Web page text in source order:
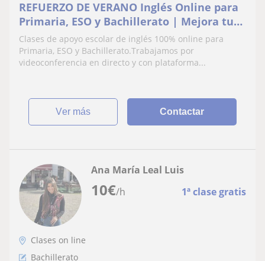
REFUERZO DE VERANO Inglés Online para
Primaria, ESO y Bachillerato | Mejora tus
Notas
Clases de apoyo escolar de inglés 100% online para
Primaria, ESO y Bachillerato.Trabajamos por
videoconferencia en directo y con plataforma...
ver más Contactar
10€/h 1ª clase gratis
Ana María Leal Luis
Clases on line
Bachillerato